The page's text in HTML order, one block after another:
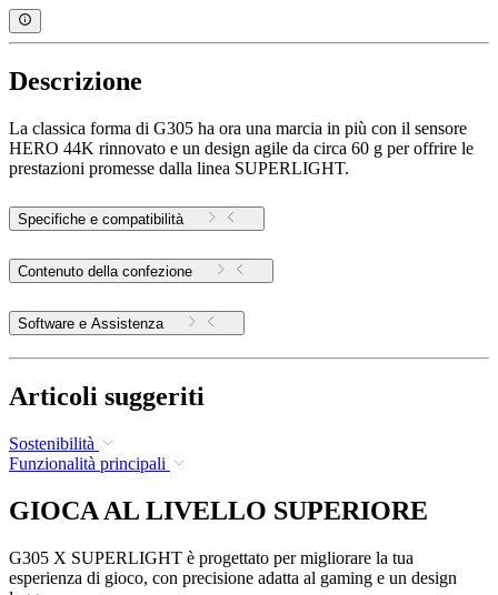
Descrizione
La classica forma di G305 ha ora una marcia in più con il sensore
HERO 44K rinnovato e un design agile da circa 60 g per offrire le
prestazioni promesse dalla linea SUPERLIGHT.
Specifiche e compatibilità
Contenuto della confezione
Software e Assistenza
Articoli suggeriti
Sostenibilità
Funzionalità principali
GIOCA AL LIVELLO SUPERIORE
G305 X SUPERLIGHT è progettato per migliorare la tua
esperienza di gioco, con precisione adatta al gaming e un design